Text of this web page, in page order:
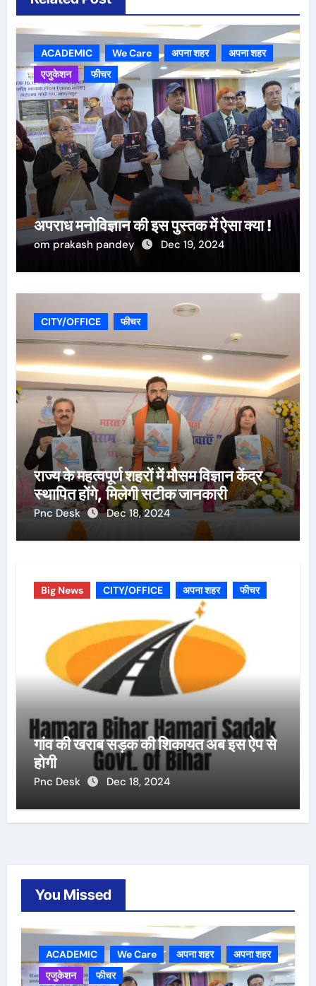
ACADEMIC We Care अपना शहर
अपना शहर
एजुकेशन
फीचर
अपराध मनोविज्ञान की इस पुस्तक में ऐसा क्या !
om prakash pandey Dec 19, 2024
CITY/OFFICE फीचर
राज्य के महत्वपूर्ण शहरों में मौसम विज्ञान केंद्र
स्थापित होंगे, मिलेगी सटीक जानकारी
Pnc Desk Dec 18, 2024
Big News CITY/OFFICE अपना शहर फीचर
गांव की खराब सड़क की शिकायत अब इस ऐप से
होगी
Pnc Desk Dec 18, 2024
You Missed
ACADEMIC We Care अपना शहर
अपना शहर
एजुकेशन
फीचर